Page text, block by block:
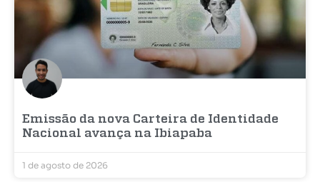
Emissão da nova Carteira de Identidade
Nacional avança na Ibiapaba
1 de agosto de 2026